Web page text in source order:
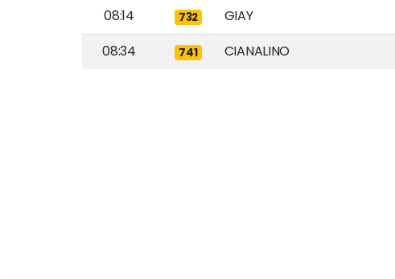
08:14
732 GIAY
08:34
741 CIANALINO